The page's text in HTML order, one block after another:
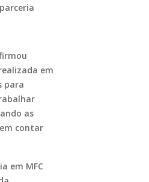
em
para
as
contar
em MFC